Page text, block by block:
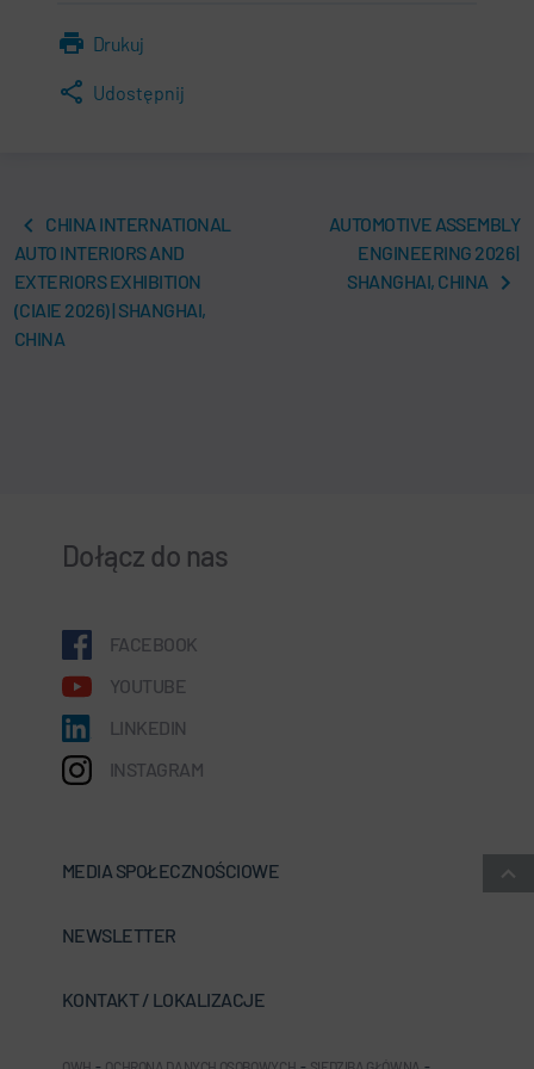
Drukuj
Udostępnij
CHINA INTERNATIONAL
AUTO INTERIORS AND
EXTERIORS EXHIBITION
(CIAIE 2026) | SHANGHAI,
CHINA
AUTOMOTIVE ASSEMBLY
ENGINEERING 2026 |
SHANGHAI, CHINA
Dołącz do nas
FACEBOOK
YOUTUBE
LINKEDIN
INSTAGRAM
MEDIA SPOŁECZNOŚCIOWE
NEWSLETTER
KONTAKT / LOKALIZACJE